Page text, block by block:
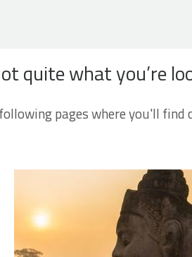
quite what you’re
pages where you'll